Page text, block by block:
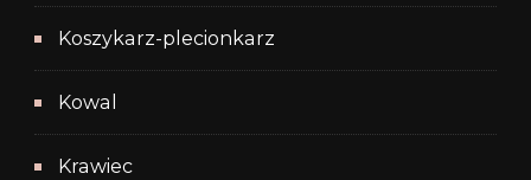
Koszykarz-plecionkarz
Kowal
Krawiec